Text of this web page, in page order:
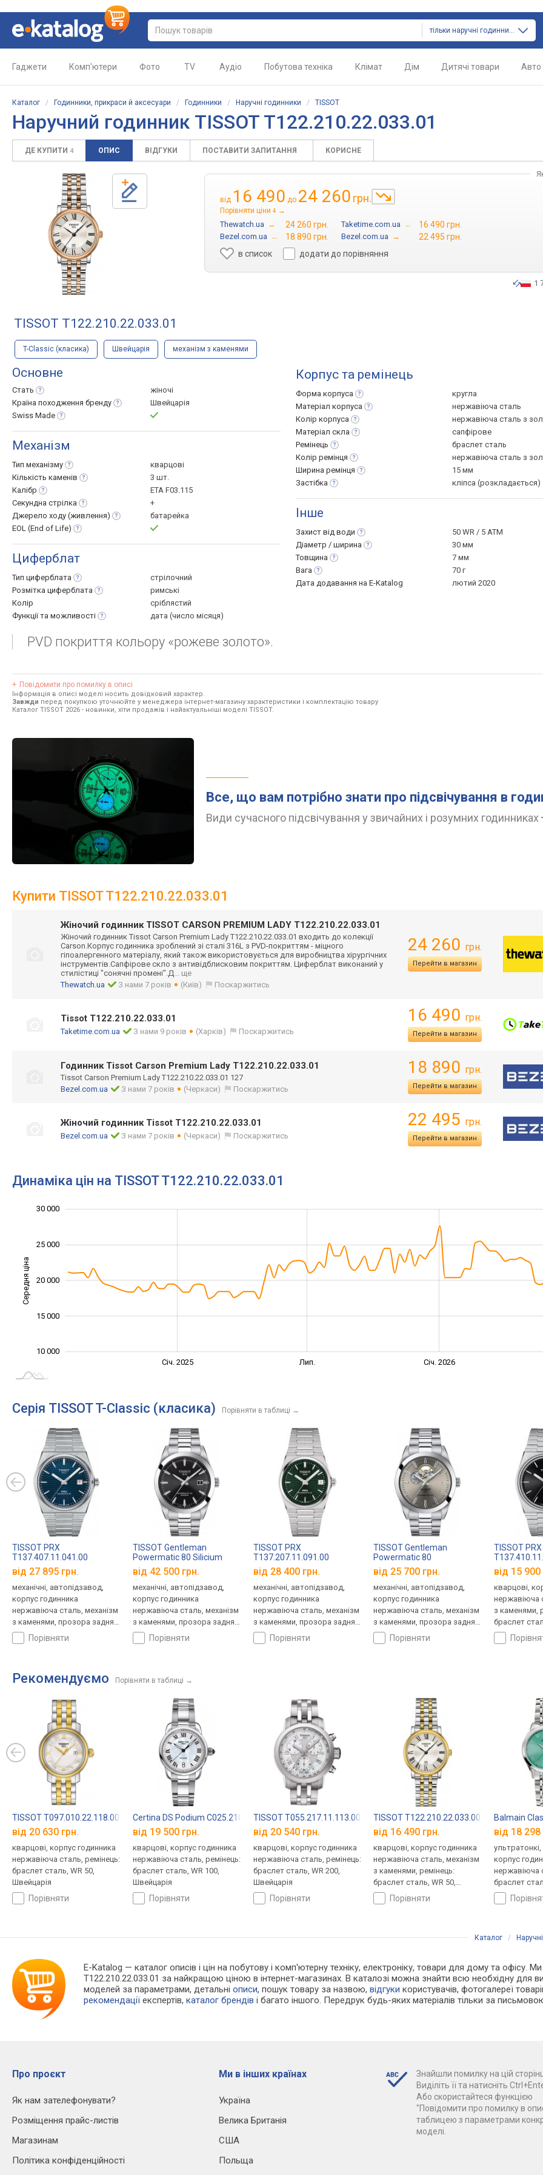
тільки наручні годинники
Гаджети Комп'ютери Фото TV Аудіо Побутова техніка Клімат Дім Дитячі товари Авто
Каталог / Годинники, прикраси й аксесуари / Годинники / Наручні годинники / TISSOT
Наручний годинник TISSOT T122.210.22.033.01
ДЕ КУПИТИ 4 ОПИС ВІДГУКИ ПОСТАВИТИ ЗАПИТАННЯ КОРИСНЕ
від 16 490 до 24 260 грн.
Порівняти ціни 4 →
Thewatch.ua → 24 260 грн. Taketime.com.ua → 16 490 грн.
Bezel.com.ua → 18 890 грн. Bezel.com.ua →
22 495 грн.
в список
додати до порівняння
1
TISSOT T122.210.22.033.01
T-Classic (класика) Швейцарія механізм з каменями
Основне
Стать
жіночі
Країна походження бренду
Швейцарія
Swiss Made
Механізм
Тип механізму
кварцові
Кількість каменів
3 шт.
Калібр
ETA F03.115
Секундна стрілка
+
Джерело ходу (живлення)
батарейка
EOL (End of Life)
Циферблат
Тип циферблата
стрілочний
Розмітка циферблата
римські
Колір
сріблястий
Функції та можливості дата (число місяця)
Корпус та ремінець
Форма корпуса
кругла
Матеріал корпуса
нержавіюча сталь
Колір корпуса
нержавіюча сталь з
Матеріал скла
сапфірове
Ремінець
браслет сталь
Колір ремінця
нержавіюча сталь з
Ширина ремінця
15 мм
Застібка
кліпса (розкладається)
Інше
Захист від води
50 WR / 5 ATM
Діаметр / ширина
30 мм
Товщина
7 мм
Вага
70 г
Дата додавання на E-Katalog
лютий 2020
PVD покриття кольору «рожеве золото».
Повідомити про помилку в описі
Інформація в описі моделі носить довідковий характер.
Завжди перед покупкою уточнюйте у менеджера інтернет-магазину характеристики і комплектацію товару
Каталог TISSOT 2026 - новинки, хіти продажів і найактуальніші моделі TISSOT.
Все, що вам потрібно знати про підсвічування в
Види сучасного підсвічування у звичайних і розумних годинниках
Купити TISSOT T122.210.22.033.01
Жіночий годинник TISSOT CARSON PREMIUM LADY T122.210.22.033.01
Жіночий годинник Tissot Carson Premium Lady T122.210.22.033.01 входить до колекції
Carson.Корпус годинника зроблений зі сталі 316L з PVD-покриттям - міцного
гіпоалергенного матеріалу, який також використовується для виробництва хірургічних
інструментів.Сапфірове скло з антивідблисковим покриттям. Циферблат виконаний у
стилістиці "сонячні промені".Д... ще
Thewatch.ua
З нами 7 років (Київ) Поскаржитись
24 260 грн.
Перейти в магазин
Tissot T122.210.22.033.01
Taketime.com.ua З нами 9 років (Харків) Поскаржитись
16 490 грн.
Перейти в магазин
Годинник Tissot Carson Premium Lady T122.210.22.033.01
Tissot Carson Premium Lady T122.210.22.033.01 127
Bezel.com.ua
З нами 7 років (Черкаси) Поскаржитись
18 890 грн.
Перейти в магазин
Жіночий годинник Tissot T122.210.22.033.01
Bezel.com.ua З нами 7 років (Черкаси) Поскаржитись
22 495 грн.
Перейти в магазин
Динаміка цін на TISSOT T122.210.22.033.01
Середня ціна 10 000
10 000
15 000
20 000
25 000
30 000
Січ. 2025 Лип. Січ. 2026
Серія TISSOT T-Classic (класика) Порівняти в таблиці →
TISSOT PRX
T137.407.11.041.00
від 27 895 грн.
механічні, автопідзавод,
корпус годинника
нержавіюча сталь, механізм
з каменями, прозора задня
кришка, ремінець: браслет
сталь, WR 100, Швейцарія
порівняти
TISSOT Gentleman
Powermatic 80 Silicium
T127.407.11.051.00
від 42 500 грн.
механічні, автопідзавод,
корпус годинника
нержавіюча сталь, механізм
з каменями, прозора задня
кришка, ремінець: браслет
сталь, WR 100, Швейцарія
порівняти
TISSOT PRX
T137.207.11.091.00
від 28 400 грн.
механічні, автопідзавод,
корпус годинника
нержавіюча сталь, механізм
з каменями, прозора задня
кришка, ремінець: браслет
сталь, WR 100, Швейцарія
порівняти
TISSOT Gentleman
Powermatic 80
T127.407.11.081.00
від 25 700 грн.
механічні, автопідзавод,
корпус годинника
нержавіюча сталь, механізм
з каменями, прозора задня
кришка, ремінець: браслет
сталь, WR 100, Швейцарія
порівняти
TISSOT PRX
від 15 900
кварцові,
нержавіюча
з каменями,
браслет
Швейцарія
Рекомендуємо Порівняти в таблиці →
TISSOT T097.010.22.118.00
від 20 630 грн.
кварцові, корпус годинника
нержавіюча сталь, ремінець:
браслет сталь, WR 50,
Швейцарія
порівняти
Certina DS Podium C025.210.11.118.00
від 19 500 грн.
кварцові, корпус годинника
нержавіюча сталь, ремінець:
браслет сталь, WR 100,
Швейцарія
порівняти
TISSOT T055.217.11.113.00
від 20 540 грн.
кварцові, корпус годинника
нержавіюча сталь, ремінець:
браслет сталь, WR 200,
Швейцарія
порівняти
TISSOT T122.210.22.033.00
від 16 490 грн.
кварцові, корпус годинника
нержавіюча сталь, механізм
з каменями, ремінець:
браслет сталь, WR 50,
Швейцаріяпорівняти
Balmain
від 18 298
ультратонкі,
корпус
нержавіюча
браслет
Швейцарія
Каталог /
E-Katalog — каталог описів і цін на побутову і комп'ютерну техніку, електроніку, товари для дому та офісу.
T122.210.22.033.01 за найкращою ціною в інтернет-магазинах. В каталозі можна знайти всю необхідну для
моделей за параметрами, детальніописи, пошук товару за назвою,відгуки користувачів, фотогалереї
рекомендації експертів,каталог брендів і багато іншого. Передрук будь-яких матеріалів тільки за
Про проєкт
Як нам зателефонувати?
Розміщення прайс-листів
Магазинам
Політика конфіденційності
Ми в інших країнах
Україна
Велика Британія
США
Польща
Знайшли помилку на цій
Виділіть її та натисніть
Або скористайтеся функцією
"Повідомити про помилку в
таблицею з параметрами
моделі.